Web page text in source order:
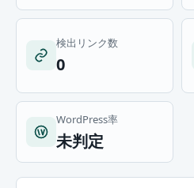
検出リンク数
0
WordPress率
未判定